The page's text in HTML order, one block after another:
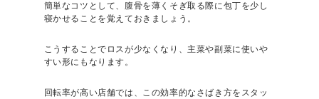
簡単なコツとして、腹骨を薄くそぎ取る際に包丁を少し
寝かせることを覚えておきましょう。
こうすることでロスが少なくなり、主菜や副菜に使いや
すい形にもなります。
回転率が高い店舗では、この効率的なさばき方をスタッ